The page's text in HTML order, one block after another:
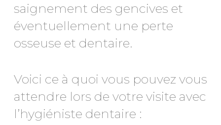
saignement des gencives et
éventuellement une perte
osseuse et dentaire.
Voici ce à quoi vous pouvez vous
attendre lors de votre visite avec
l’hygiéniste dentaire :